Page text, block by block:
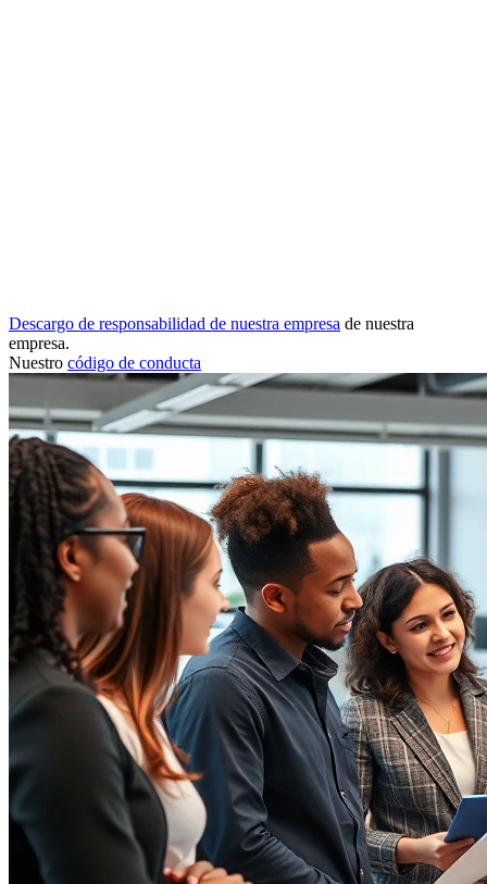
Descargo de responsabilidad de nuestra empresa de nuestra
empresa.
Nuestro código de conducta